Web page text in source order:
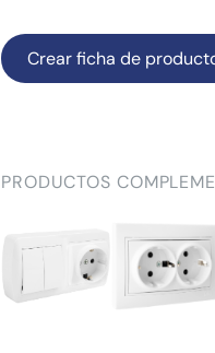
Crear ficha de
PRODUCTOS